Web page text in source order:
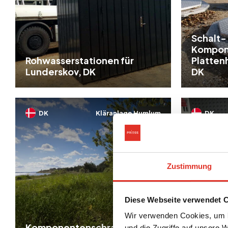
Zustimmung
Diese Webseite verwendet
Wir verwenden Cookies,
Rohwasserstationen für
Lunderskov, DK
Schalt-
DK
DK Kläranlage Humlum DK